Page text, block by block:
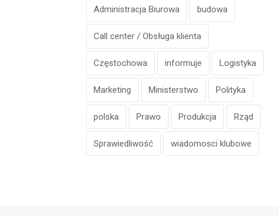
Administracja Biurowa budowa
Call center / Obsługa klienta
Częstochowa informuje Logistyka
Marketing Ministerstwo Polityka
polska Prawo Produkcja Rząd
Sprawiedliwość wiadomosci klubowe